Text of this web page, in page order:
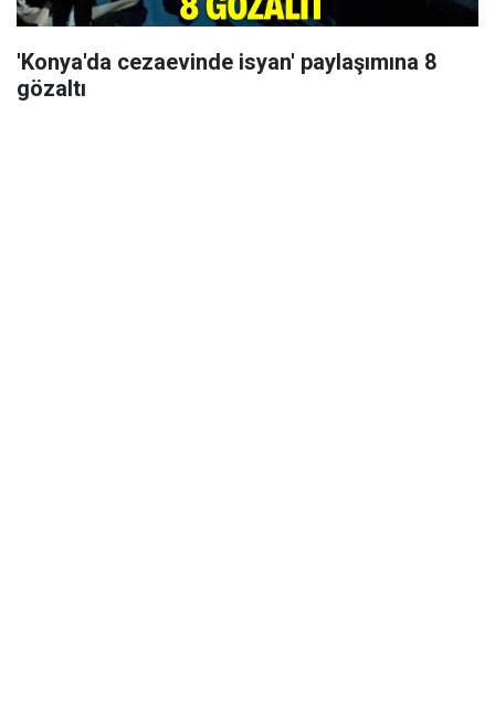
'Konya'da cezaevinde isyan' paylaşımına 8
gözaltı